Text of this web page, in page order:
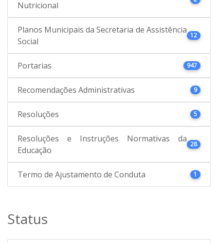
Nutricional
Planos Municipais da Secretaria de Assistência
Social
12
Portarias 947
Recomendações Administrativas 9
Resoluções 5
Resoluções e Instruções Normativas da
Educação
28
Termo de Ajustamento de Conduta 1
Status